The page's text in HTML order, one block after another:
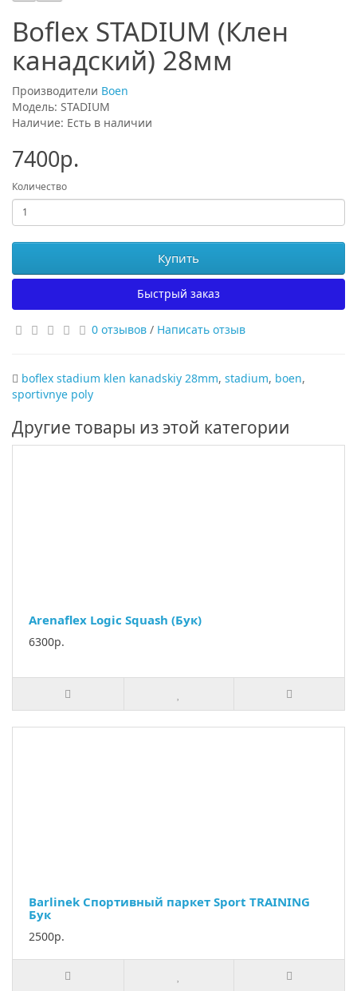
Boflex STADIUM (Клен
канадский) 28мм
Производители Boen
Модель: STADIUM
Наличие: Есть в наличии
7400р.
Количество
Купить
Быстрый заказ
0 отзывов / Написать отзыв
boflex stadium klen kanadskiy 28mm, stadium, boen,
sportivnye poly
Другие товары из этой категории
Arenaflex Logic Squash (Бук)
6300р.
Barlinek Спортивный паркет Sport TRAINING
Бук
2500р.